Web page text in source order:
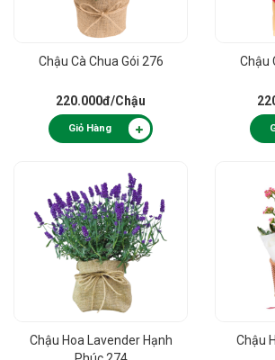
Chậu Cà Chua Gói 276
220.000đ/Chậu
Giỏ Hàng
Chậu
Chậu Hoa Lavender Hạnh
Chậu